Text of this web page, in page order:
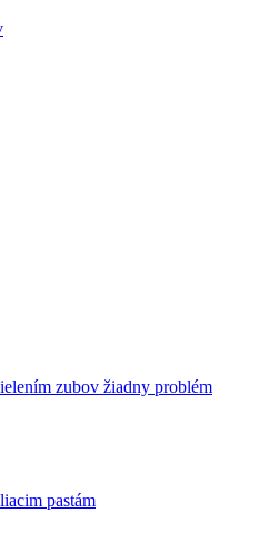
zubov žiadny problém
pastám